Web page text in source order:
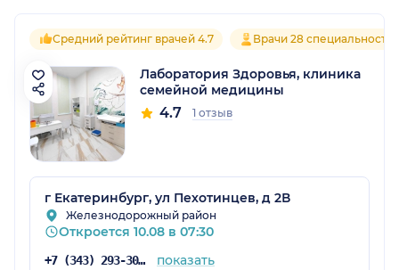
Средний рейтинг врачей 4.7 Врачи 28
Лаборатория Здоровья, клиника
семейной медицины
4.7 1 отзыв
г Екатеринбург, ул Пехотинцев, д 2В
Железнодорожный район
Откроется 10.08 в 07:30
+7 (343) 293-30-51 показать